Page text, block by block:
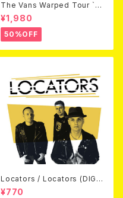
The Vans Warped Tour `04
Beyond Warped (国内盤DV
D)
¥1,980
50%OFF
Locators / Locators (DIGPA
CK CD)
¥770